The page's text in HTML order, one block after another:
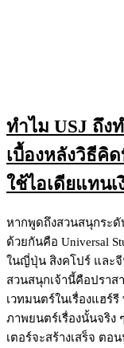
ทำไม USJ ถึง
เบื้องหลังวิธีคิ
ใช้ไอเดียแทนเ
หากพูดถึงสวนสนุกระดั
ด้วยกันคือ Universal
ในญี่ปุ่น สิงคโปร์ และ
สวนสนุกเจ้านี้คือปราส
เวทมนตร์ในเรื่องแฮร์
ภาพยนตร์เรื่องนั้นจริง
เตอร์จะสร้างเสร็จ ตอ